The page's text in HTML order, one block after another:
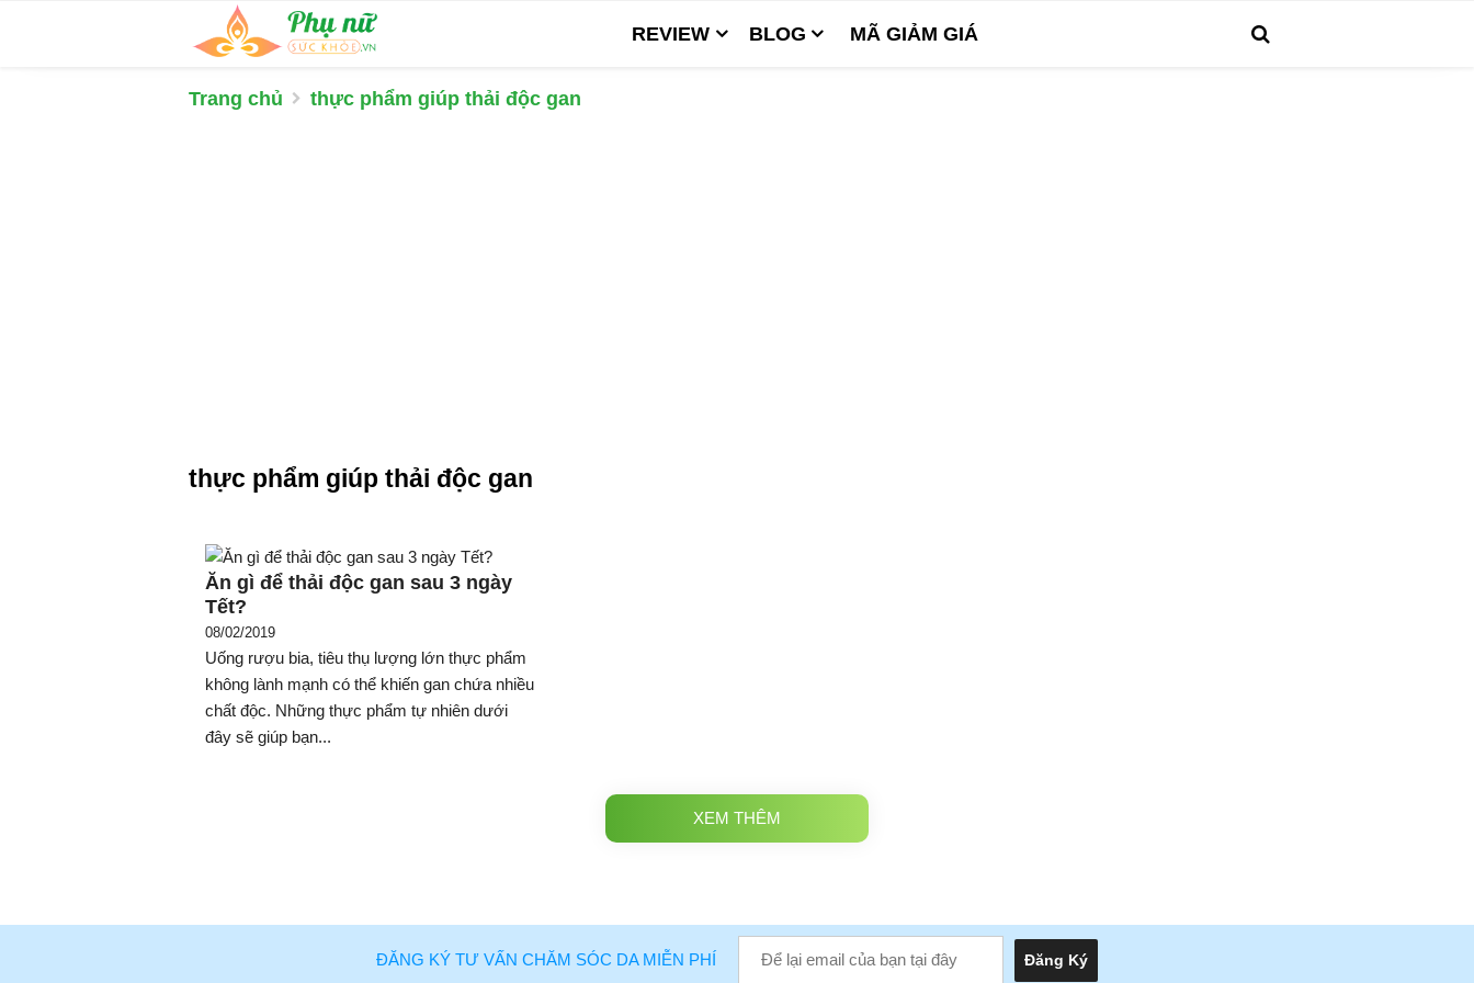
REVIEW BLOG MÃ GIẢM GIÁ
Trang chủ thực phẩm giúp thải độc gan
thực phẩm giúp thải độc gan
Ăn gì để thải độc gan sau 3 ngày
Tết?
08/02/2019
Uống rượu bia, tiêu thụ lượng lớn thực phẩm
không lành mạnh có thể khiến gan chứa nhiều
chất độc. Những thực phẩm tự nhiên dưới
đây sẽ giúp bạn...
XEM THÊM
ĐĂNG KÝ TƯ VẤN CHĂM SÓC DA MIỄN PHÍ